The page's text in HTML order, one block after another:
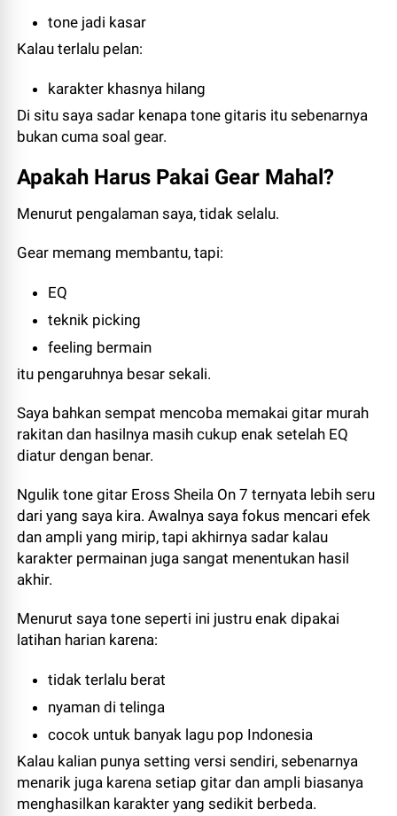
tone jadi kasar
Kalau terlalu pelan:
karakter khasnya hilang
Di situ saya sadar kenapa tone gitaris itu sebenarnya
bukan cuma soal gear.
Apakah Harus Pakai Gear Mahal?
Menurut pengalaman saya, tidak selalu.
Gear memang membantu, tapi:
EQ
teknik picking
feeling bermain
itu pengaruhnya besar sekali.
Saya bahkan sempat mencoba memakai gitar murah
rakitan dan hasilnya masih cukup enak setelah EQ
diatur dengan benar.
Ngulik tone gitar Eross Sheila On 7 ternyata lebih seru
dari yang saya kira. Awalnya saya fokus mencari efek
dan ampli yang mirip, tapi akhirnya sadar kalau
karakter permainan juga sangat menentukan hasil
akhir.
Menurut saya tone seperti ini justru enak dipakai
latihan harian karena:
tidak terlalu berat
nyaman di telinga
cocok untuk banyak lagu pop Indonesia
Kalau kalian punya setting versi sendiri, sebenarnya
menarik juga karena setiap gitar dan ampli biasanya
menghasilkan karakter yang sedikit berbeda.